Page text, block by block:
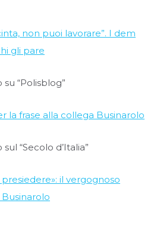
non puoi lavorare”. I dem
gli pare
“Polisblog”
la frase alla collega Businarolo
“Secolo d’Italia”
il vergognoso